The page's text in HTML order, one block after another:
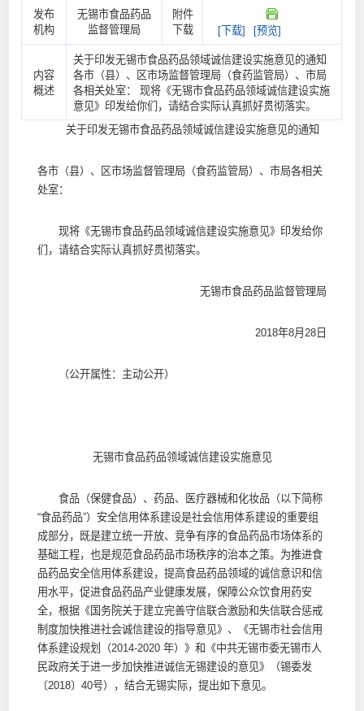
发布
机构
无锡市食品药品
监督管理局
附件
下载
[下载] [预览]
内容
概述
关于印发无锡市食品药品领域诚信建设实施意见的通知
各市（县）、区市场监督管理局（食药监管局）、市局
各相关处室： 现将《无锡市食品药品领域诚信建设实施
意见》印发给你们，请结合实际认真抓好贯彻落实。
关于印发无锡市食品药品领域诚信建设实施意见的通知
各市（县）、区市场监督管理局（食药监管局）、市局各相关
处室：
现将《无锡市食品药品领域诚信建设实施意见》印发给你
们，请结合实际认真抓好贯彻落实。
无锡市食品药品监督管理局
2018年8月28日
（公开属性：主动公开）
无锡市食品药品领域诚信建设实施意见
食品（保健食品）、药品、医疗器械和化妆品（以下简称
“食品药品”）安全信用体系建设是社会信用体系建设的重要组
成部分，既是建立统一开放、竞争有序的食品药品市场体系的
基础工程，也是规范食品药品市场秩序的治本之策。为推进食
品药品安全信用体系建设，提高食品药品领域的诚信意识和信
用水平，促进食品药品产业健康发展，保障公众饮食用药安
全，根据《国务院关于建立完善守信联合激励和失信联合惩戒
制度加快推进社会诚信建设的指导意见》、《无锡市社会信用
体系建设规划（2014-2020 年）》和《中共无锡市委无锡市人
民政府关于进一步加快推进诚信无锡建设的意见》（锡委发
〔2018〕40号），结合无锡实际，提出如下意见。